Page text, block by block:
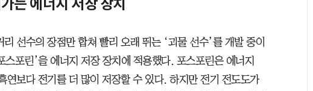
는 에너지 저장 장치
선수의 장점만 합쳐 빨리 오래 뛰는 ‘괴물 선수’를 개발 중이
스포린’을 에너지 저장 장치에 적용했다. 포스포린은 에너지
연보다 전기를 더 많이 저장할 수 있다. 하지만 전기 전도도가